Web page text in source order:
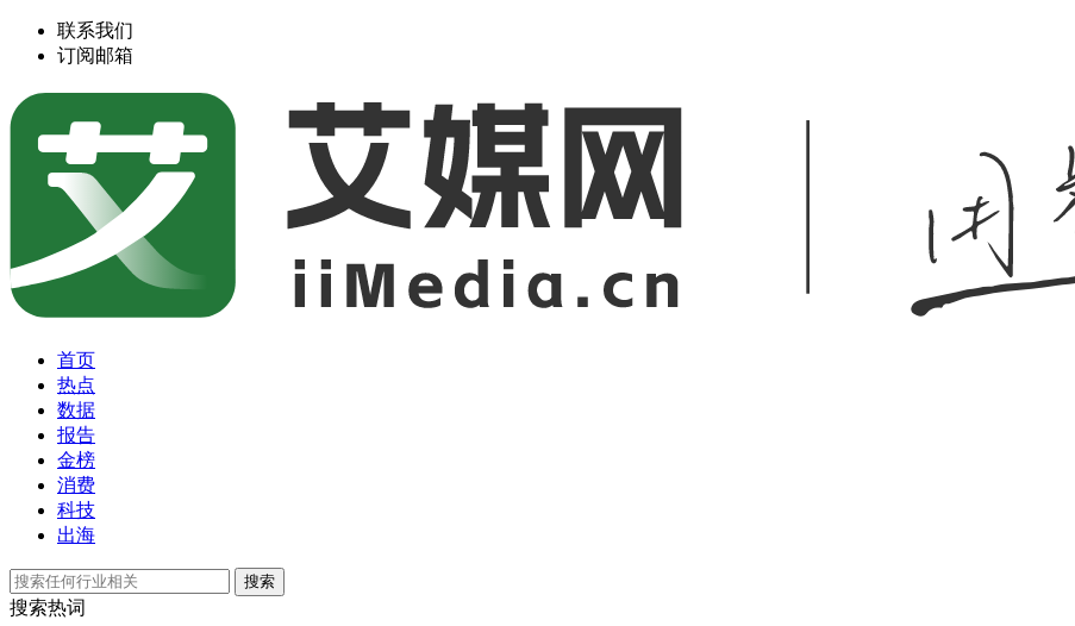
联系我们
订阅邮箱
首页
热点
数据
报告
金榜
消费
科技
出海
搜索
搜索热词